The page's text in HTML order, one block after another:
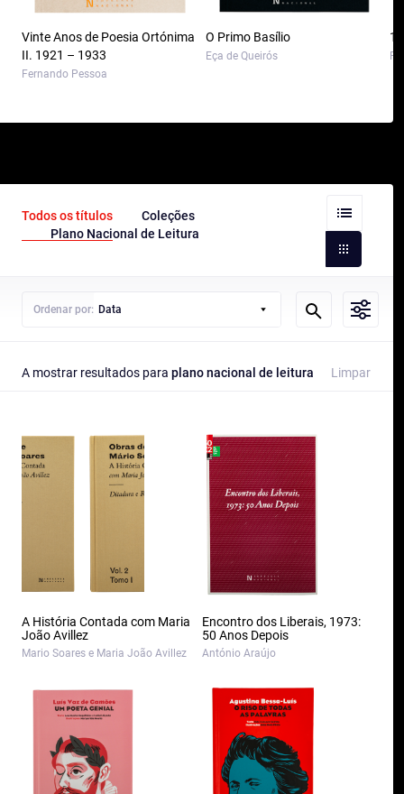
Vinte Anos de Poesia Ortónima
II. 1921 – 1933
Fernando Pessoa
O Primo Basílio
Eça de Queirós
Todos os títulos
Coleções
Plano Nacional de Leitura
Ordenar por: Data
A mostrar resultados para plano nacional de leitura Limpar
A História Contada com Maria
João Avillez
Mario Soares e Maria João Avillez
Encontro dos Liberais, 1973:
50 Anos Depois
António Araújo